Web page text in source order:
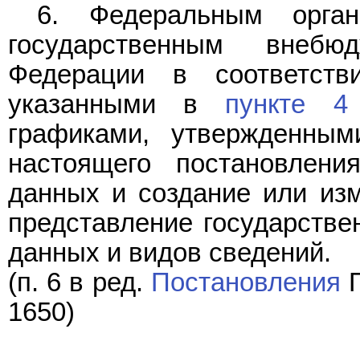
6. Федеральным
государственным
Федерации в
указанными в пункте 4
графиками,
настоящего
данных и создание или
представление
данных и видов сведений.
(п. 6 в ред. Постановления
1650)